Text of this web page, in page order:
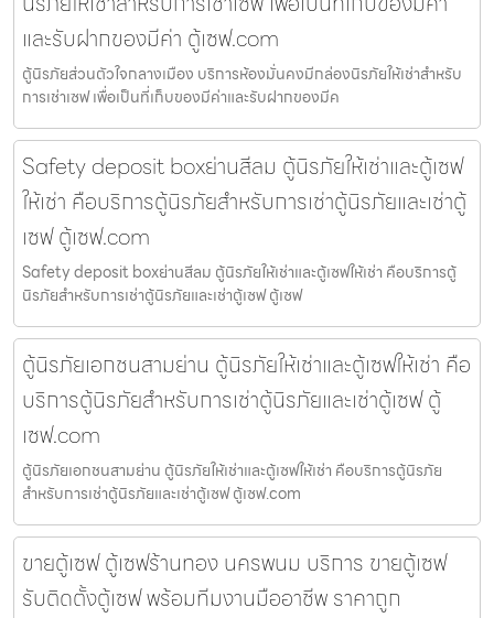
และรับฝากของมีค่า ตู้เซฟ.com
ตู้นิรภัยส่วนตัวใจกลางเมือง บริการห้องมั่นคงมีกล่องนิรภัยให้เช่าสำหรับ
การเช่าเซฟ เพื่อเป็นที่เก็บของมีค่าและรับฝากของมีค
Safety deposit boxย่านสีลม ตู้นิรภัยให้เช่าและตู้เซฟ
ให้เช่า คือบริการตู้นิรภัยสำหรับการเช่าตู้นิรภัยและเช่าตู้
เซฟ ตู้เซฟ.com
Safety deposit boxย่านสีลม ตู้นิรภัยให้เช่าและตู้เซฟให้เช่า คือบริการตู้
นิรภัยสำหรับการเช่าตู้นิรภัยและเช่าตู้เซฟ ตู้เซฟ
ตู้นิรภัยเอกชนสามย่าน ตู้นิรภัยให้เช่าและตู้เซฟให้เช่า คือ
บริการตู้นิรภัยสำหรับการเช่าตู้นิรภัยและเช่าตู้เซฟ ตู้
เซฟ.com
ตู้นิรภัยเอกชนสามย่าน ตู้นิรภัยให้เช่าและตู้เซฟให้เช่า คือบริการตู้นิรภัย
สำหรับการเช่าตู้นิรภัยและเช่าตู้เซฟ ตู้เซฟ.com
ขายตู้เซฟ ตู้เซฟร้านทอง นครพนม บริการ ขายตู้เซฟ
รับติดตั้งตู้เซฟ พร้อมทีมงานมืออาชีพ ราคาถูก